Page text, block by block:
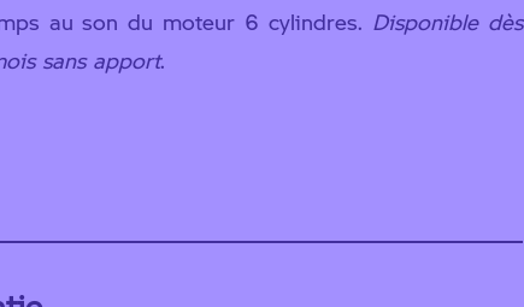
au son du moteur 6 cylindres. Disponible dès
sans apport.